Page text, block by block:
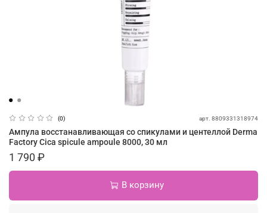
(0) арт. 8809331318974
Ампула восстанавливающая со спикулами и центеллой Derma
Factory Cica spicule ampoule 8000, 30 мл
1 790 ₽
В корзину